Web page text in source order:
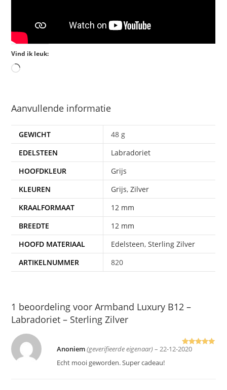
Vind ik leuk:
Aanvullende informatie
GEWICHT
48 g
EDELSTEEN
Labradoriet
HOOFDKLEUR
Grijs
KLEUREN
Grijs,Zilver
KRAALFORMAAT
12 mm
BREEDTE
12 mm
HOOFD MATERIAAL
Edelsteen,Sterling Zilver
ARTIKELNUMMER
820
1 beoordeling voorArmband Luxury B12 –
Labradoriet – Sterling Zilver
Gewaardeer
Anoniem(geverifieerde eigenaar) – 22-12-2020
Echt mooi geworden. Super cadeau!